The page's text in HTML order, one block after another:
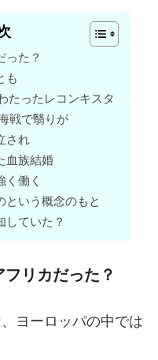
った？
も
たったレコンキスタ
戦で翳りが
され
血族結婚
く働く
という概念のもと
していた？
リカだった？
ヨーロッパの中では